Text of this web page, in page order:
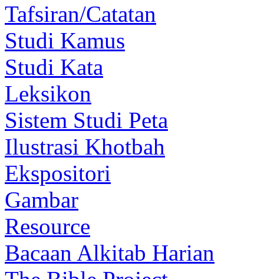
Tafsiran/Catatan
Studi Kamus
Studi Kata
Leksikon
Sistem Studi Peta
Ilustrasi Khotbah
Ekspositori
Gambar
Resource
Bacaan Alkitab Harian